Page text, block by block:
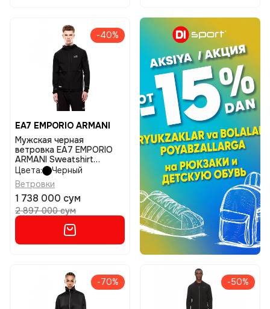
-40%
EA7 EMPORIO ARMANI
Мужская черная
ветровка EA7 EMPORIO
ARMANI Sweatshirt
размер xl
Цвета:
Черный
Ветровки
1 738 000 сум
2 897 000 сум
-70% -50%